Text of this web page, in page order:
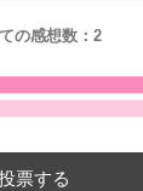
の感想数： 2
票する